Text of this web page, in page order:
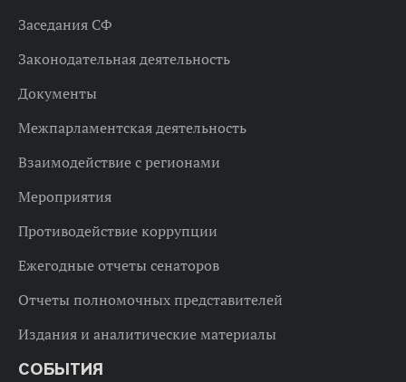
Заседания СФ
Законодательная деятельность
Документы
Межпарламентская деятельность
Взаимодействие с регионами
Мероприятия
Противодействие коррупции
Ежегодные отчеты сенаторов
Отчеты полномочных представителей
Издания и аналитические материалы
СОБЫТИЯ